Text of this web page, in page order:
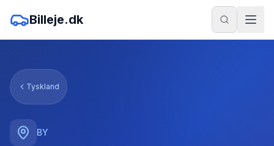
Billeje.dk
Tyskland
BY